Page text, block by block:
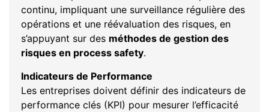
continu, impliquant une surveillance régulière des
opérations et une réévaluation des risques, en
s’appuyant sur des méthodes de gestion des
risques en process safety.
Indicateurs de Performance
Les entreprises doivent définir des indicateurs de
performance clés (KPI) pour mesurer l’efficacité